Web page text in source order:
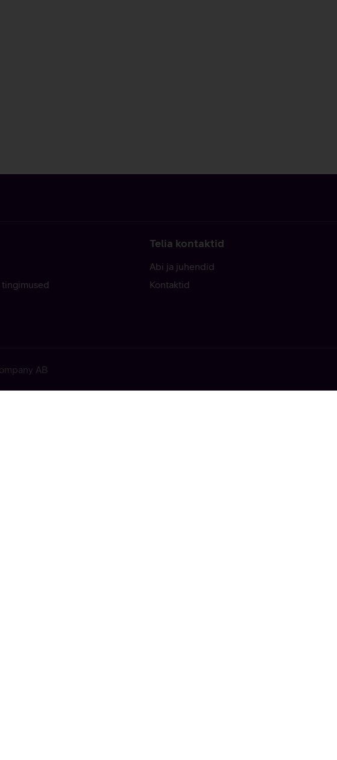
Telia kontaktid
Abi ja juhendid
Kontaktid
AB